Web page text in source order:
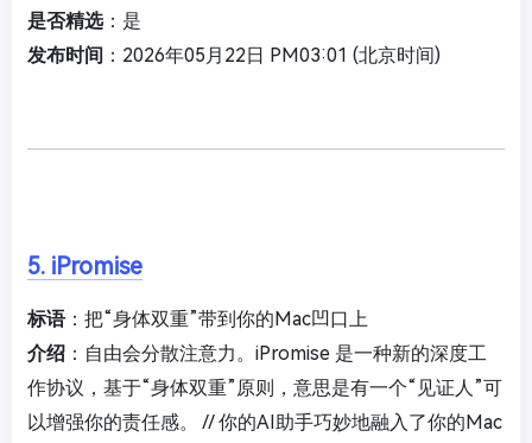
是否精选：是
发布时间 ：2026年05月22日 PM03:01 (北京时间)
5. iPromise
标语：把“身体双重”带到你的Mac凹口上
介绍 ：自由会分散注意力。iPromise 是一种新的深度工
作协议，基于“身体双重”原则，意思是有一个“见证人”可
以增强你的责任感。 // 你的AI助手巧妙地融入了你的Mac